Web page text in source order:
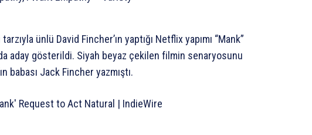
ünlü David Fincher’ın yaptığı Netflix yapımı “Mank”
aday gösterildi. Siyah beyaz çekilen filmin senaryosunu
babası Jack Fincher yazmıştı.